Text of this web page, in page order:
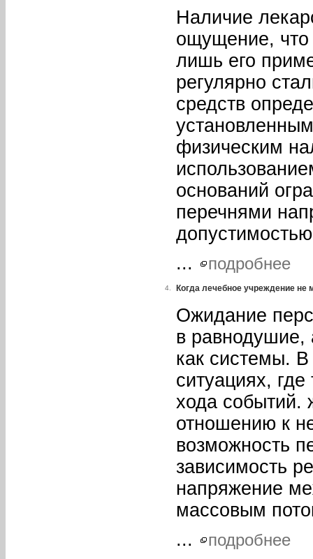
Наличие
ощущение, что
лишь его
регулярно
средств
физическим
оснований
перечнями
допустимостью
...
подробнее
4. Когда лечебное учреждение не
Ожидание
в равнодушие,
как системы. В
ситуациях, где
хода событий.
отношению к
возможность
зависимость
напряжение
массовым
...
подробнее